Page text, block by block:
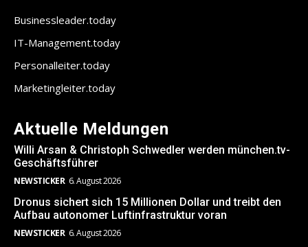
Businessleader.today
IT-Management.today
Personalleiter.today
Marketingleiter.today
Aktuelle Meldungen
Willi Arsan & Christoph Schwedler werden münchen.tv-
Geschäftsführer
NEWSTICKER 6. August 2026
Dronus sichert sich 15 Millionen Dollar und treibt den
Aufbau autonomer Luftinfrastruktur voran
NEWSTICKER 6. August 2026